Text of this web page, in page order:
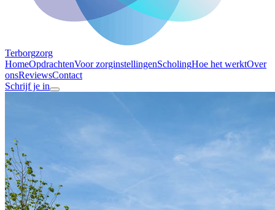
Terborgzorg
HomeOpdrachtenVoor zorginstellingenScholingHoe het werktOver
onsReviewsContact
Schrijf je in